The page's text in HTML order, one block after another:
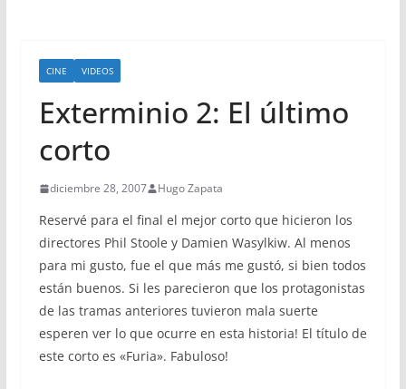
CINE VIDEOS
Exterminio 2: El último
corto
diciembre 28, 2007 Hugo Zapata
Reservé para el final el mejor corto que hicieron los
directores Phil Stoole y Damien Wasylkiw. Al menos
para mi gusto, fue el que más me gustó, si bien todos
están buenos. Si les parecieron que los protagonistas
de las tramas anteriores tuvieron mala suerte
esperen ver lo que ocurre en esta historia! El título de
este corto es «Furia». Fabuloso!